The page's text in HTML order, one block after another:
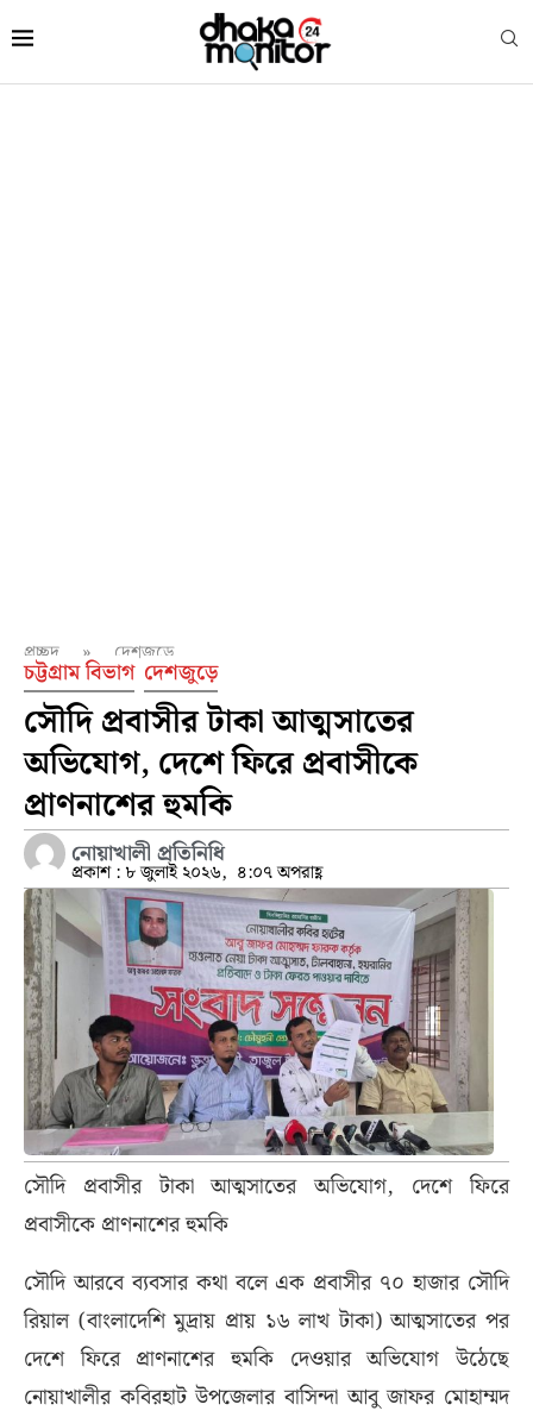
প্রচ্ছদ » দেশজুড়ে
চট্টগ্রাম বিভাগ দেশজুড়ে
সৌদি প্রবাসীর টাকা আত্মসাতের
অভিযোগ, দেশে ফিরে প্রবাসীকে
প্রাণনাশের হুমকি
নোয়াখালী প্রতিনিধি
প্রকাশ : ৮ জুলাই ২০২৬, ৪:০৭ অপরাহ্ণ
সৌদি প্রবাসীর টাকা আত্মসাতের অভিযোগ, দেশে ফিরে
প্রবাসীকে প্রাণনাশের হুমকি
সৌদি আরবে ব্যবসার কথা বলে এক প্রবাসীর ৭০ হাজার সৌদি
রিয়াল (বাংলাদেশি মুদ্রায় প্রায় ১৬ লাখ টাকা) আত্মসাতের পর
দেশে ফিরে প্রাণনাশের হুমকি দেওয়ার অভিযোগ উঠেছে
নোয়াখালীর কবিরহাট উপজেলার বাসিন্দা আবু জাফর মোহাম্মদ